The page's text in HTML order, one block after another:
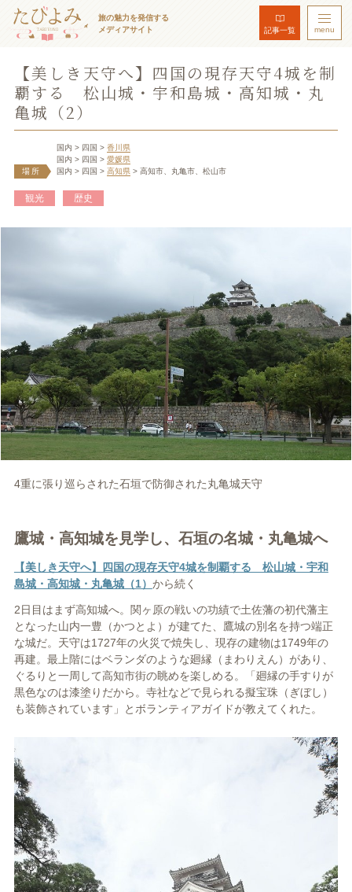
旅の魅力を発信する
メディアサイト
記事一覧 menu
【美しき天守へ】四国の現存天守4城を制
覇する 松山城・宇和島城・高知城・丸
亀城（2）
場所
国内 > 四国 > 香川県
国内 > 四国 > 愛媛県
国内 > 四国 > 高知県 > 高知市、丸亀市、松山市
観光 歴史
4重に張り巡らされた石垣で防御された丸亀城天守
鷹城・高知城を見学し、石垣の名城・丸亀城へ
【美しき天守へ】四国の現存天守4城を制覇する 松山城・宇和
島城・高知城・丸亀城（1） から続く
2日目はまず高知城へ。関ヶ原の戦いの功績で土佐藩の初代藩主
となった山内一豊（かつとよ）が建てた、鷹城の別名を持つ端正
な城だ。天守は1727年の火災で焼失し、現存の建物は1749年の
再建。最上階にはベランダのような廻縁（まわりえん）があり、
ぐるりと一周して高知市街の眺めを楽しめる。「廻縁の手すりが
黒色なのは漆塗りだから。寺社などで見られる擬宝珠（ぎぼし）
も装飾されています」とボランティアガイドが教えてくれた。